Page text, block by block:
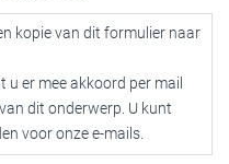
kopie van dit formulier naar
er mee akkoord per mail
dit onderwerp. U kunt
voor onze e-mails.